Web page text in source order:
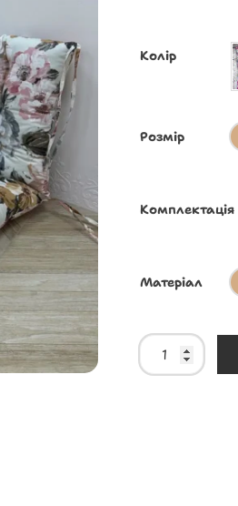
Колір
Розмір
Комплектація
Матеріал